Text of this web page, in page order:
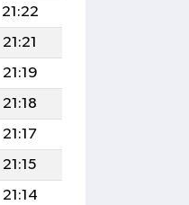
21:22
21:21
21:19
21:18
21:17
21:15
21:14